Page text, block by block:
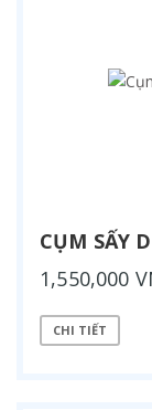
CỤM SẤY
1,550,000
CHI TIẾT